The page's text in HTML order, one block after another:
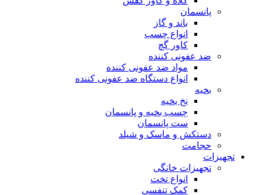
پانسمان
باند و گاز
انواع چسب
کاور گچ
ضد عفونی کننده
مواد ضد عفونی کننده
انواع دستگاه ضد عفونی کننده
بخیه
نخ بخیه
چسب بخیه و پانسمان
ست پانسمان
دستکش و ماسک و شیلد
حجامت
تجهیزات
تجهیزات خانگی
انواع تخت
کمک تنفسی